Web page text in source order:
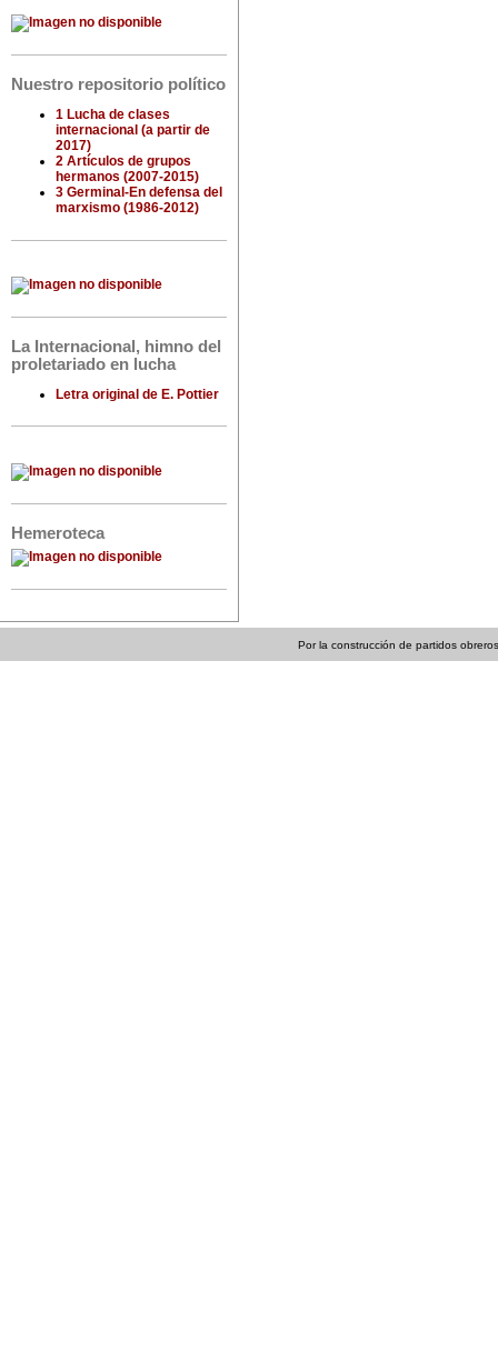
Nuestro repositorio político
1 Lucha de clases
internacional (a partir de
2017)
2 Artículos de grupos
hermanos (2007-2015)
3 Germinal-En defensa del
marxismo (1986-2012)
La Internacional, himno del
proletariado en lucha
Letra original de E. Pottier
Hemeroteca
Por la construcción de partidos